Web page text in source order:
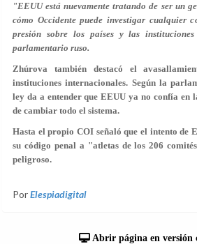
"EEUU está nuevamente tratando de ser un
cómo Occidente puede investigar cualquier
presión sobre los países y las
parlamentario ruso.
Zhúrova también destacó el
instituciones internacionales. Según la
ley da a entender que EEUU ya no confía en
de cambiar todo el sistema.
Hasta el propio COI señaló que el intento de
su código penal a "atletas de los 206
peligroso.
PorElespiadigital
Abrir página en versión